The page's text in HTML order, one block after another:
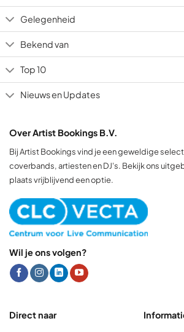
Gelegenheid
Bekend van
Top 10
Nieuws en Updates
Over Artist Bookings B.V.
Bij Artist Bookings vind je een geweldige
coverbands, artiesten en DJ's. Bekijk ons
plaats vrijblijvend een optie.
Wil je ons volgen?
Direct naar